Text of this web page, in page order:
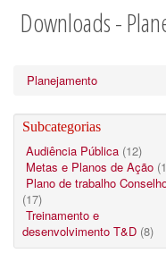
Downloads -
Planejamento
Subcategorias
Audiência Pública (12)
Metas e Planos de Ação
Plano de trabalho
(17)
Treinamento e
desenvolvimento T&D (8)